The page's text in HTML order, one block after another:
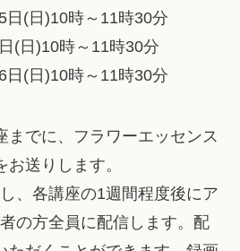
日(日)10時～11時30分
(日)10時～11時30分
日(日)10時～11時30分
でに、フラワーエッセンス
送りします。
、各講座の1週間程度後にア
の方全員に配信します。配